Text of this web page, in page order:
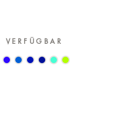
VERFÜGBAR